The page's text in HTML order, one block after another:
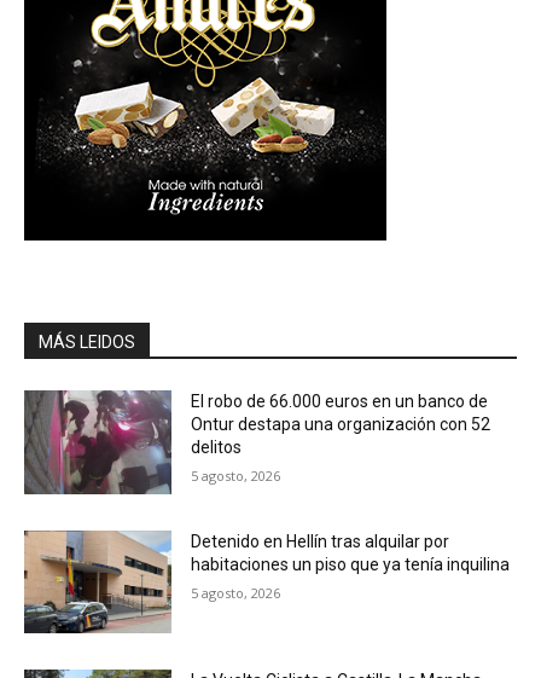
MÁS LEIDOS
El robo de 66.000 euros en un banco de
Ontur destapa una organización con 52
delitos
5 agosto, 2026
Detenido en Hellín tras alquilar por
habitaciones un piso que ya tenía inquilina
5 agosto, 2026